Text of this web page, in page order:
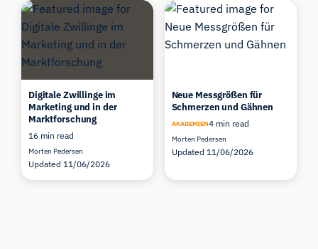
Digitale Zwillinge im
Marketing und in der
Marktforschung
16 min read
Morten Pedersen
Updated 11/06/2026
Neue Messgrößen für
Schmerzen und Gähnen
AKADEMIEN4 min read
Morten Pedersen
Updated 11/06/2026